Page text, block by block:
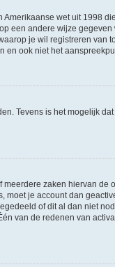
wet uit
een andere wijze
je wil registreren
ook niet het
Tevens is het mogelijk
zaken hiervan
je account dan
of dit al dan niet
van de redenen van